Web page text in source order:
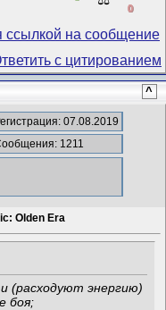
0
^
07.08.2019
1211
Olden Era
(расходуют энергию)
боя;